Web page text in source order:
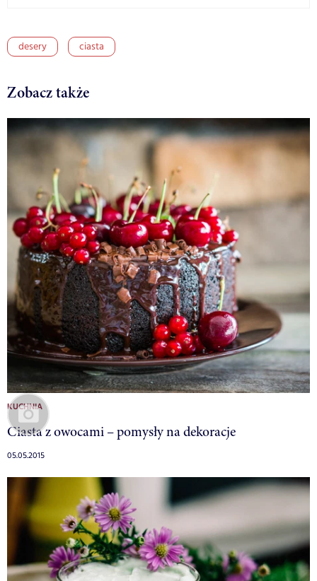
desery ciasta
Zobacz także
KUCHNIA
Ciasta z owocami – pomysły na dekoracje
05.05.2015